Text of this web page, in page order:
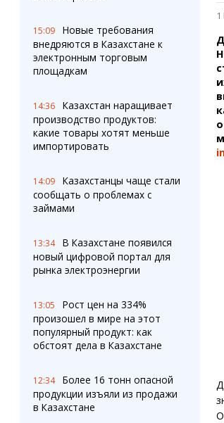
15:09
Новые требования
внедряются в Казахстане к
электронным торговым
площадкам
14:36
Казахстан наращивает
производство продуктов:
какие товары хотят меньше
импортировать
14:09
Казахстанцы чаще стали
сообщать о проблемах с
займами
13:34
В Казахстане появился
новый цифровой портал для
рынка электроэнергии
13:05
Рост цен на 334%
произошел в мире на этот
популярный продукт: как
обстоят дела в Казахстане
12:34
Более 16 тонн опасной
продукции изъяли из продажи
в Казахстане